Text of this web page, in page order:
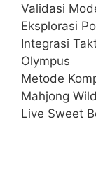
Validasi
Eksplorasi
Integrasi
Olympus
Metode
Mahjong
Live Sweet